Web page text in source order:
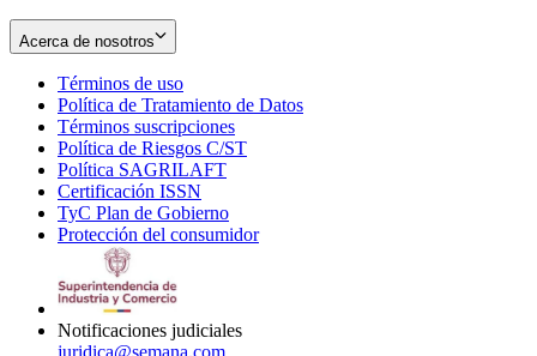
Acerca de nosotros
Términos de uso
in
new
window
Política de Tratamiento de Datos
Términos suscripciones
in
Política de Riesgos C/ST
Política SAGRILAFT
new
window
Certificación ISSN
in
new
TyC Plan de Gobierno
in
Protección del consumidorOpens
Notificaciones judiciales
juridica@semana.com